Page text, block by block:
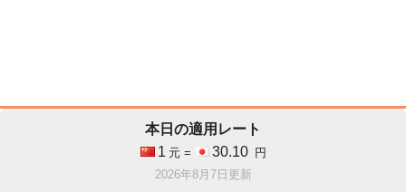
本日の適用レート
1 元 = 30.10
円
2026年8月7日更新